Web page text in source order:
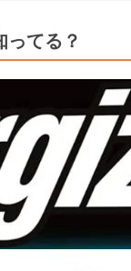
てる？